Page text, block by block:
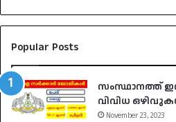
Popular Posts
സംസ്ഥാനത്ത്
വിവിധ
November 23, 2023